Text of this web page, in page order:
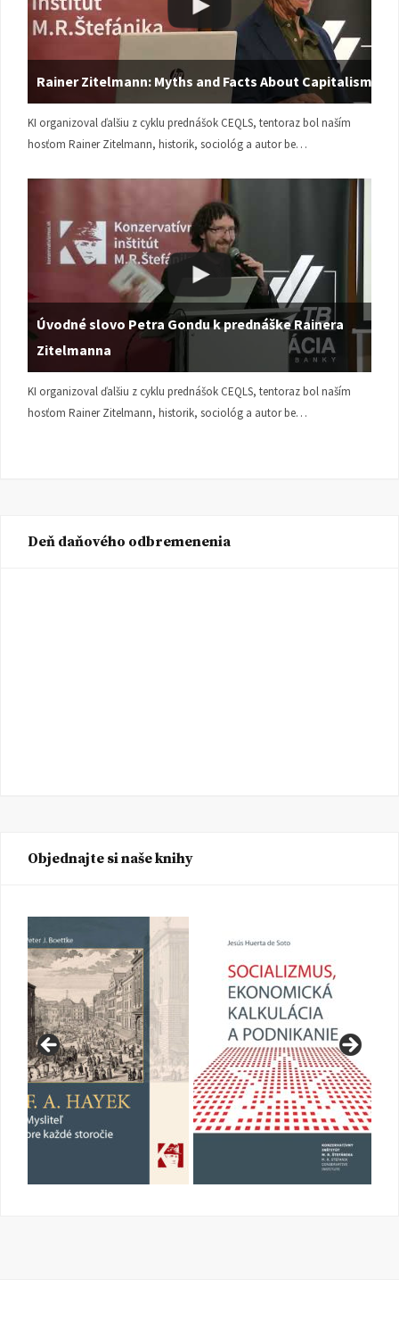
Rainer Zitelmann: Myths and Facts About Capitalism
KI organizoval ďalšiu z cyklu prednášok CEQLS, tentoraz bol naším
hosťom Rainer Zitelmann, historik, sociológ a autor be…
Úvodné slovo Petra Gondu k prednáške Rainera
Zitelmanna
KI organizoval ďalšiu z cyklu prednášok CEQLS, tentoraz bol naším
hosťom Rainer Zitelmann, historik, sociológ a autor be…
Deň daňového odbremenenia
Objednajte si naše knihy